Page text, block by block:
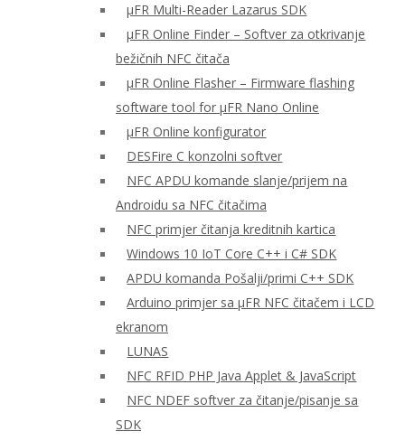
μFR Multi-Reader Lazarus SDK
μFR Online Finder – Softver za otkrivanje
bežičnih NFC čitača
μFR Online Flasher – Firmware flashing
software tool for μFR Nano Online
μFR Online konfigurator
DESFire C konzolni softver
NFC APDU komande slanje/prijem na
Androidu sa NFC čitačima
NFC primjer čitanja kreditnih kartica
Windows 10 IoT Core C++ i C# SDK
APDU komanda Pošalji/primi C++ SDK
Arduino primjer sa μFR NFC čitačem i LCD
ekranom
LUNAS
NFC RFID PHP Java Applet & JavaScript
NFC NDEF softver za čitanje/pisanje sa
SDK